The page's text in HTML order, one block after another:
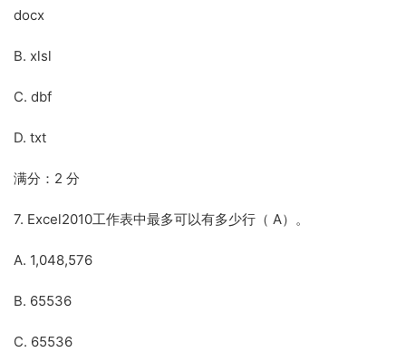
docx
B. xlsl
C. dbf
D. txt
满分：2 分
7. Excel2010工作表中最多可以有多少行（ A）。
A. 1,048,576
B. 65536
C. 65536